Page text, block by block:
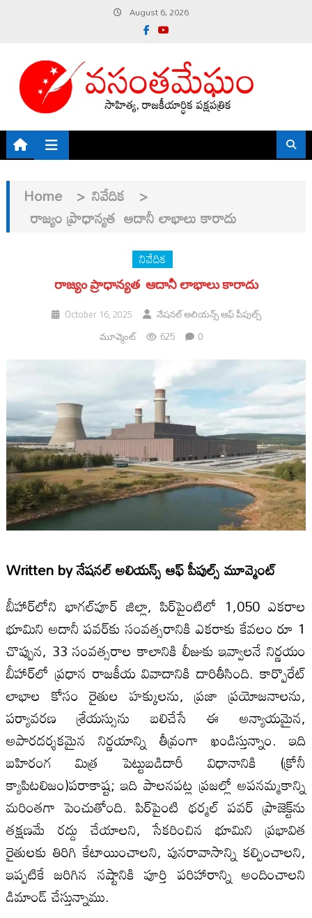
content
August 6, 2026
Home > నివేదిక >
రాజ్యం ప్రాధాన్యత ఆదానీ లాభాలు కారాదు
నివేదిక
రాజ్యం ప్రాధాన్యత ఆదానీ లాభాలు కారాదు
October 16, 2025
నేషనల్ అలియన్స్ ఆఫ్ పీపుల్స్
మూవ్మెంట్
625 0
Written byనేషనల్ అలియన్స్ ఆఫ్ పీపుల్స్ మూవ్మెంట్
బీహార్‌లోని భాగల్‌పూర్ జిల్లా, పిర్‌పైంటిలో 1,050 ఎకరాల
భూమిని అదానీ పవర్‌కు సంవత్సరానికి ఎకరాకు కేవలం రూ 1
చొప్పున, 33 సంవత్సరాల కాలానికి లీజుకు ఇవ్వాలనే నిర్ణయం
బీహార్‌లో ప్రధాన రాజకీయ వివాదానికి దారితీసింది. కార్పొరేట్
లాభాల కోసం రైతుల హక్కులను, ప్రజా ప్రయోజనాలను,
పర్యావరణ శ్రేయస్సును బలిచేసే ఈ అన్యాయమైన,
అపారదర్శకమైన నిర్ణయాన్ని తీవ్రంగా ఖండిస్తున్నాం. ఇది
బహిరంగ మిత్ర పెట్టుబడిదారీ విధానానికి (క్రోనీ
క్యాపిటలిజం)పరాకాష్ట; ఇది పాలనపట్ల ప్రజల్లో అపనమ్మకాన్ని
మరింతగా పెంచుతోంది. పిర్‌పైంటి థర్మల్ పవర్ ప్రాజెక్ట్‌ను
తక్షణమే రద్దు చేయాలని, సేకరించిన భూమిని ప్రభావిత
రైతులకు తిరిగి కేటాయించాలని, పునరావాసాన్ని కల్పించాలని,
ఇప్పటికే జరిగిన నష్టానికి పూర్తి పరిహారాన్ని అందించాలని
డిమాండ్ చేస్తున్నాము.